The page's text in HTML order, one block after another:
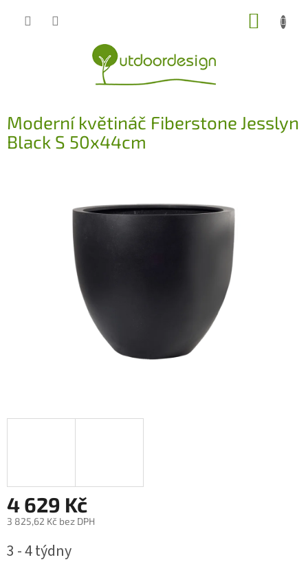
Moderní květináč Fiberstone Jesslyn
Black S 50x44cm
4 629 Kč
3 825,62 Kč bez DPH
cena:
3 - 4 týdny